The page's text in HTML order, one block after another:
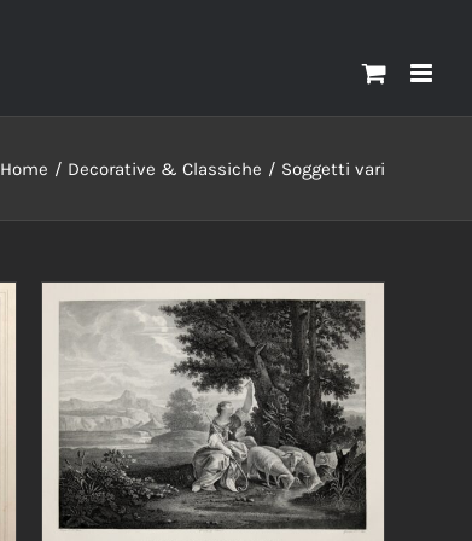
Home Decorative & Classiche Soggetti vari
AGGIUNGI AL CARRELLO
/
DETTAGLI